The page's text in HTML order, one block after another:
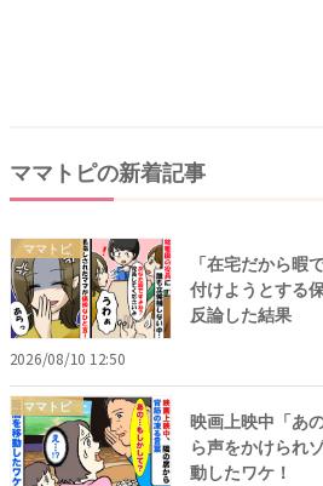
ママトピの新着記事
ママトピ
「在宅だから暇
付けようとする
反論した結果
2026/08/10 12:50
ママトピ
映画上映中「あ
ら声をかけられ
動したワケ！